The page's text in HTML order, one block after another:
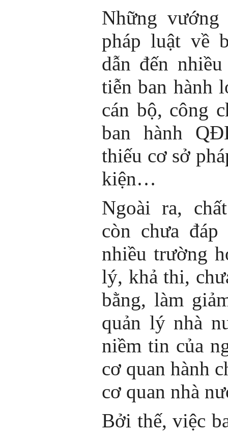
Những vướng
pháp luật về
dẫn đến
tiễn ban hành
cán bộ, công
ban hành
thiếu cơ sở
kiện…
Ngoài ra,
còn chưa
nhiều trường
lý, khả thi,
bằng, làm
quản lý nhà
niềm tin của
cơ quan hành
cơ quan nhà
Bởi thế, việc